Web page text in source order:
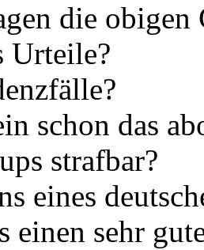
die
Urteile?
schon das
strafbar?
eines
einen sehr